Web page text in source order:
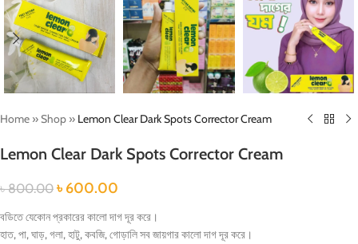
Home »Shop » Lemon Clear Dark Spots Corrector Cream
Lemon Clear Dark Spots Corrector Cream
৳800.00 ৳600.00
বডিতে যেকোন প্রকারের কালো দাগ দূর করে।
হাত, পা, ঘাড়, গলা, হাটু, কবজি, গোড়ালি সব জায়গার কালো দাগ দূর করে।